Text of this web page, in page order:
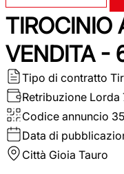
TIROCINIO
VENDITA -
Tipo di contratto
Retribuzione Lorda
Codice annuncio
Data di
Città Gioia Tauro